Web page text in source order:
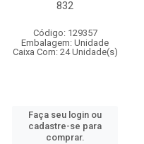
832
Código: 129357
Embalagem: Unidade
Caixa Com: 24 Unidade(s)
Faça seu login ou
cadastre-se para
comprar.